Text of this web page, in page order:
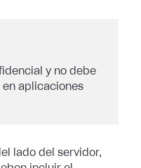
y no debe
en aplicaciones
lado del servidor,